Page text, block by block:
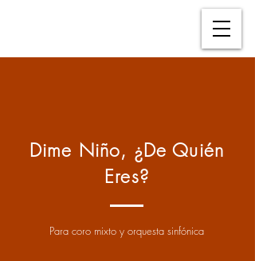
Dime Niño, ¿De Quién
Eres?
Para coro mixto y orquesta sinfónica